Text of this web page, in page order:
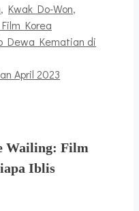
, Kwak Do-Won,
Korea
Dewa Kematian di
April 2023
Wailing: Film
Iblis